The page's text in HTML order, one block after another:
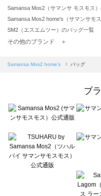
Samansa Mos2（サマンサ モスモス
Samansa Mos2 home's（サマンサモ
SM2（エスエムツー）のバッグ一覧
TSUHARU by Samansa Mos2（ツハ
Samansa Mos2 blue（サマンサモスモ
sō4ū（ソウフォーユー）のバッグ一覧
Te chichi（テチチ）のバッグ一覧
Te chichi CLASSIC（テチチ クラシッ
Lugnoncure（ルノンキュール）のバ
BETTY'S BLUE（べティーズブルー）
Wpc.（ワールドパーティー）のバッグ
その他のブランド ＋
Samansa Mos2 home's バッグ
ブ